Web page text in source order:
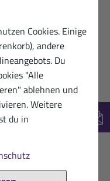
Cookies. Einige
andere
Du
"Alle
ablehnen und
Weitere
du in
der Regeneration!
Hilfreich? (2)
17.07.2023
13.08.2022